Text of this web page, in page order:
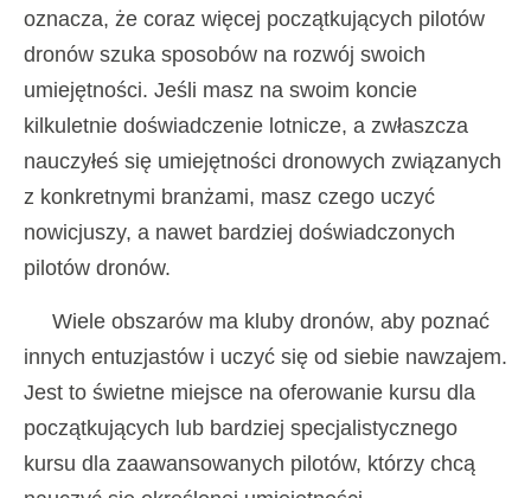
oznacza, że ​​coraz więcej początkujących pilotów
dronów szuka sposobów na rozwój swoich
umiejętności. Jeśli masz na swoim koncie
kilkuletnie doświadczenie lotnicze, a zwłaszcza
nauczyłeś się umiejętności dronowych związanych
z konkretnymi branżami, masz czego uczyć
nowicjuszy, a nawet bardziej doświadczonych
pilotów dronów.
Wiele obszarów ma kluby dronów, aby poznać
innych entuzjastów i uczyć się od siebie nawzajem.
Jest to świetne miejsce na oferowanie kursu dla
początkujących lub bardziej specjalistycznego
kursu dla zaawansowanych pilotów, którzy chcą